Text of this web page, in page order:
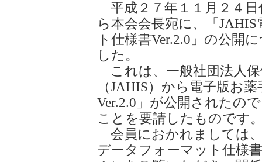
平成２７年１１月２４日
ら本会会長宛に、「
ト仕様書Ver.2.0」の公開
した。
これは、一般社団法人
（JAHIS）から電子版お
Ver.2.0」が公開されたの
ことを要請したものです
会員におかれましては
データフォーマット仕様